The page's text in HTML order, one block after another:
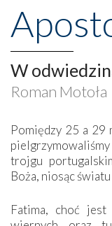
W
Roman Motoła
Pomiędzy 25 a 29
trojgu
Boża, niosąc
Fatima, choć jest